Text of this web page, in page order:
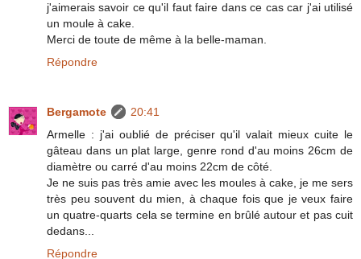
j'aimerais savoir ce qu'il faut faire dans ce cas car j'ai utilisé
un moule à cake.
Merci de toute de même à la belle-maman.
Répondre
Bergamote
20:41
Armelle : j'ai oublié de préciser qu'il valait mieux cuite le
gâteau dans un plat large, genre rond d'au moins 26cm de
diamètre ou carré d'au moins 22cm de côté.
Je ne suis pas très amie avec les moules à cake, je me sers
très peu souvent du mien, à chaque fois que je veux faire
un quatre-quarts cela se termine en brûlé autour et pas cuit
dedans...
Répondre